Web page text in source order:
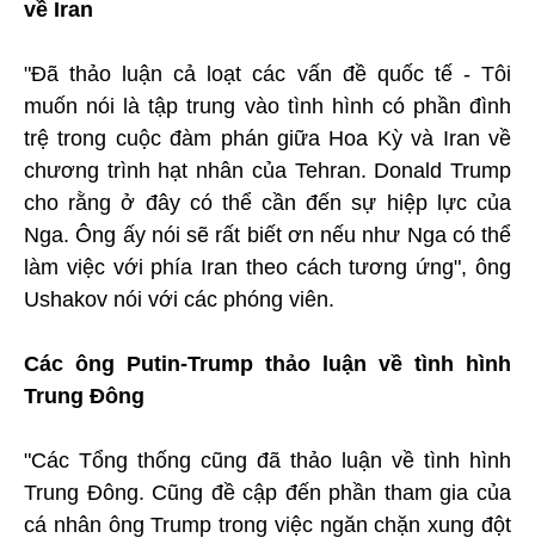
về Iran
"Đã thảo luận cả loạt các vấn đề quốc tế - Tôi
muốn nói là tập trung vào tình hình có phần đình
trệ trong cuộc đàm phán giữa Hoa Kỳ và Iran về
chương trình hạt nhân của Tehran. Donald Trump
cho rằng ở đây có thể cần đến sự hiệp lực của
Nga. Ông ấy nói sẽ rất biết ơn nếu như Nga có thể
làm việc với phía Iran theo cách tương ứng", ông
Ushakov nói với các phóng viên.
Các ông Putin-Trump thảo luận về tình hình
Trung Đông
"Các Tổng thống cũng đã thảo luận về tình hình
Trung Đông. Cũng đề cập đến phần tham gia của
cá nhân ông Trump trong việc ngăn chặn xung đột